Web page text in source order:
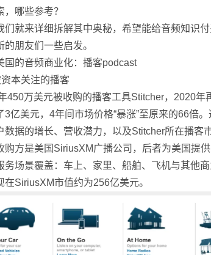
，哪些参考？
们就来详细拆解其中奥秘，希望能给音频知识
的朋友们一些启发。
国的音频商业化：播客podcast
本关注的播客
450万美元被收购的播客工具Stitcher，2020年
3亿美元，4年间市场价格“暴涨”至原来的66倍
数据的增长、营收潜力，以及Stitcher所在播客
购方是美国SiriusXM广播公司，后者为美国提
务场景覆盖：车上、家里、船舶、飞机与其他
在SiriusXM市值约为256亿美元。